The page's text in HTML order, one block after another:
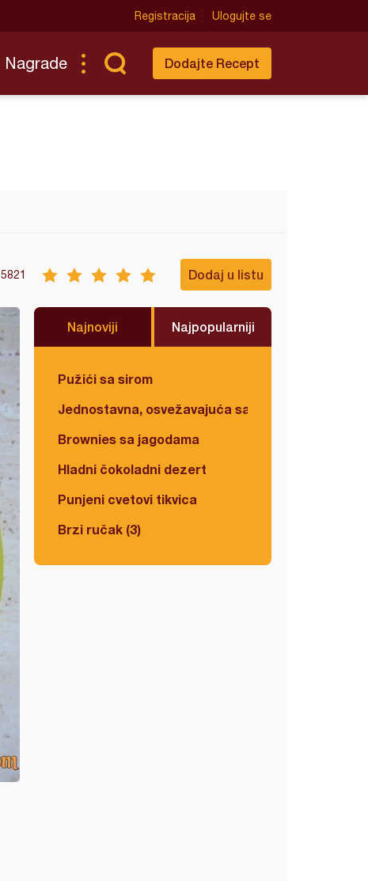
Registracija Ulogujte se
Nagrade Dodajte Recept
5821 Dodaj u listu
Najnoviji Najpopularniji
Pužići sa sirom
Jednostavna, osvežavajuća salata
Brownies sa jagodama
Hladni čokoladni dezert
Punjeni cvetovi tikvica
Brzi ručak (3)